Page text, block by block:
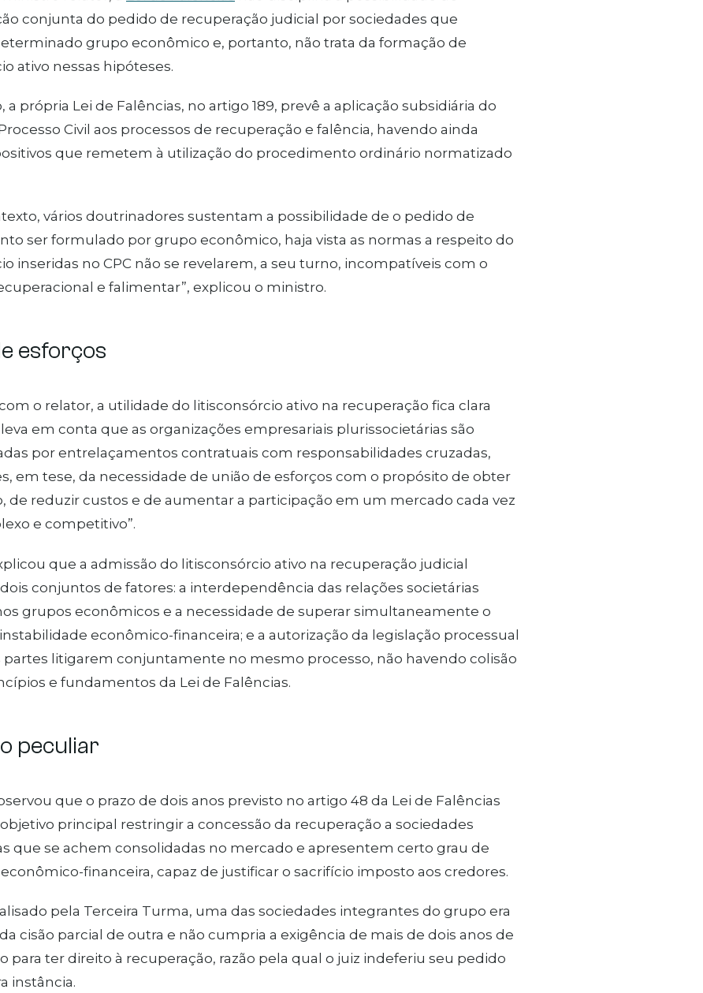
conjunta do pedido de recuperação judicial por sociedades que
grupo econômico e, portanto, não trata da formação de
ativo nessas hipóteses.
a própria Lei de Falências, no artigo 189, prevê a aplicação subsidiária do
Civil aos processos de recuperação e falência, havendo ainda
que remetem à utilização do procedimento ordinário normatizado
vários doutrinadores sustentam a possibilidade de o pedido de
ser formulado por grupo econômico, haja vista as normas a respeito do
inseridas no CPC não se revelarem, a seu turno, incompatíveis com o
e falimentar”, explicou o ministro.
esfor​​ços
o relator, a utilidade do litisconsórcio ativo na recuperação fica clara
em conta que as organizações empresariais plurissocietárias são
por entrelaçamentos contratuais com responsabilidades cruzadas,
em tese, da necessidade de união de esforços com o propósito de obter
de reduzir custos e de aumentar a participação em um mercado cada vez
e competitivo”.
que a admissão do litisconsórcio ativo na recuperação judicial
conjuntos de fatores: a interdependência das relações societárias
grupos econômicos e a necessidade de superar simultaneamente o
econômico-financeira; e a autorização da legislação processual
partes litigarem conjuntamente no mesmo processo, não havendo colisão
e fundamentos da Lei de Falências.
pecu​​liar
que o prazo de dois anos previsto no artigo 48 da Lei de Falências
principal restringir a concessão da recuperação a sociedades
que se achem consolidadas no mercado e apresentem certo grau de
financeira, capaz de justificar o sacrifício imposto aos credores.
pela Terceira Turma, uma das sociedades integrantes do grupo era
cisão parcial de outra e não cumpria a exigência de mais de dois anos de
para ter direito à recuperação, razão pela qual o juiz indeferiu seu pedido
instância.